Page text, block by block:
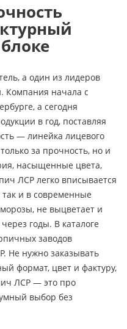
а один из лидеров
Компания начала с
а сегодня
в год, поставляя
— линейка лицевого
за прочность, но и
насыщенные цвета,
ЛСР легко вписывается
так и в современные
не выцветает и
годы. В каталоге
заводов
Не нужно заказывать
формат, цвет и фактуру,
ЛСР — это про
выбор без